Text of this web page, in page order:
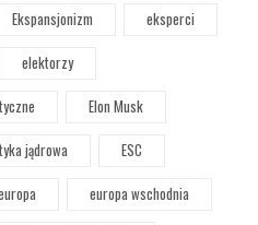
Ekspansjonizm
eksperci
elektorzy
Elon Musk
jądrowa
ESC
europa wschodnia